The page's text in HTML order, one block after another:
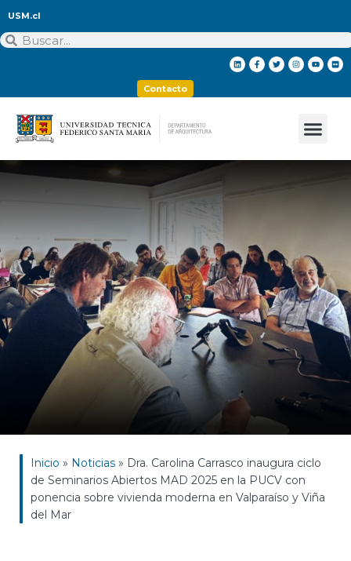
USM.cl
Contacto
Inicio » Noticias » Dra. Carolina Carrasco inaugura ciclo
de Seminarios Abiertos MAD 2025 en la PUCV con
ponencia sobre vivienda moderna en Valparaíso y Viña
del Mar